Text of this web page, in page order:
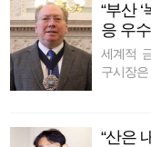
“부산
응 우수
세계적
구시장은
“산은